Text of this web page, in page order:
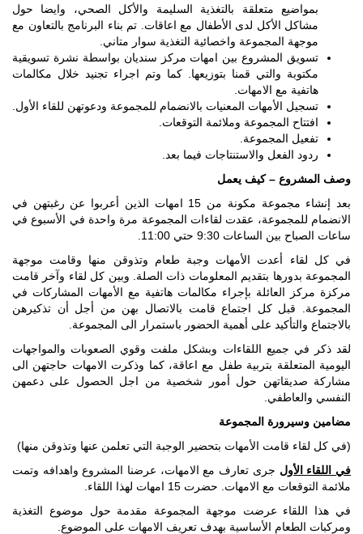
بمواضيع متعلقة بالتغذية السليمة والأكل الصحي، وايضا حول
مشاكل الأكل لدى الأطفال مع اعاقات. تم بناء البرنامج بالتعاون مع
موجهة المجموعة واخصائية التغذية سوار متاني.
تسويق المشروع بين امهات مركز سنديان بواسطة نشرة تسويقية
مكتوبة والتي قمنا بتوزيعها. كما وتم اجراء تجنيد خلال مكالمات
هاتفية مع الامهات.
تسجيل الأمهات المعنيات بالانضمام للمجموعة ودعوتهن للقاء الأول.
افتتاح المجموعة وملائمة التوقعات.
تفعيل المجموعة.
ردود الفعل والاستنتاجات فيما بعد.
وصف المشروع – كيف يعمل
بعد إنشاء مجموعة مكونة من 15 امهات الذين أعربوا عن رغبتهن في
الانضمام للمجموعة، عقدت لقاءات المجموعة مرة واحدة في الأسبوع في
ساعات الصباح بين الساعات 9:30 حتي 11:00.
في كل لقاء أعدت الأمهات وجبة طعام وتذوقن منها وقامت موجهة
المجموعة بدورها بتقديم المعلومات ذات الصلة. وبين كل لقاء وآخر قامت
مركزة مركز العائلة بإجراء مكالمات هاتفية مع الأمهات المشاركات في
المجموعة. قبل كل اجتماع قامت بالاتصال بهن من أجل أن تذكيرهن
بالاجتماع والتأكيد على أهمية الحضور باستمرار الى المجموعة.
لقد ذكر في جميع اللقاءات وبشكل ملفت وقوي الصعوبات والمواجهات
اليومية المتعلقة بتربية طفل مع اعاقة، كما وذكرت الامهات حاجتهن الى
مشاركة صديقاتهن حول أمور شخصية من اجل الحصول على دعمهن
النفسي والعاطفي.
مضامين وسيرورة المجموعة
(في كل لقاء قامت الأمهات بتحضير الوجبة التي تعلمن عنها وتذوقن منها)
في اللقاء الأول جرى تعارف مع الامهات، عرضنا المشروع واهدافه وتمت
ملائمة التوقعات مع الامهات. حضرت 15 امهات لهذا اللقاء.
في هذا اللقاء عرضت موجهة المجموعة مقدمة حول موضوع التغذية
ومركبات الطعام الأساسية بهدف تعريف الامهات على الموضوع.